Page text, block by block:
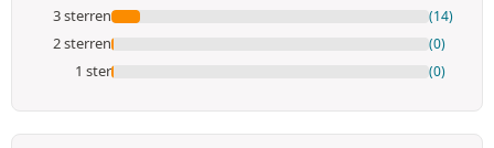
3 sterren (14)
2 sterren (0)
1 ster (0)